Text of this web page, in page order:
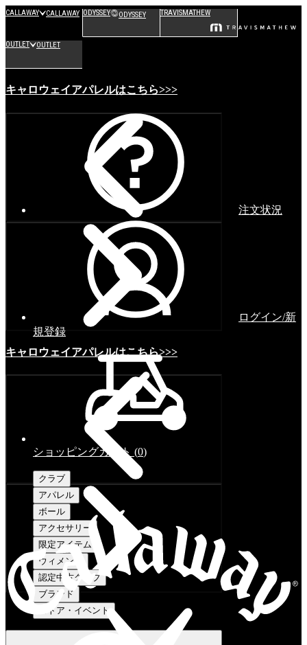
CALLAWAY CALLAWAY ODYSSEY ODYSSEY TRAVISMATHEW
OUTLET OUTLET
キャロウェイアパレルはこちら>>>
キャロウェイアパレルはこちら>>>
注文状況
ログイン/新
規登録
ショッピングカート (0)
クラブ
アパレル
ボール
アクセサリー
限定アイテム
ウィメンズ
認定中古クラブ
ブランド
ストア・イベント